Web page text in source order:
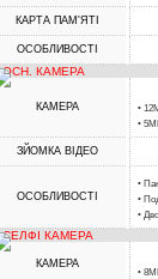
КАРТА ПАМ'ЯТІ
ОСОБЛИВОСТІ
ОСН. КАМЕРА
КАМЕРА
•
•
ЗЙОМКА ВІДЕО
ОСОБЛИВОСТІ
•
•
•
СЕЛФІ КАМЕРА
КАМЕРА
•